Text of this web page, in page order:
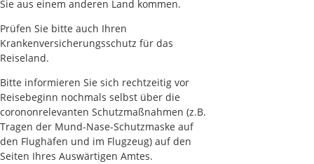
Sie aus einem anderen Land kommen.
Prüfen Sie bitte auch Ihren
Krankenversicherungsschutz für das
Reiseland.
Bitte informieren Sie sich rechtzeitig vor
Reisebeginn nochmals selbst über die
corononrelevanten Schutzmaßnahmen (z.B.
Tragen der Mund-Nase-Schutzmaske auf
den Flughäfen und im Flugzeug) auf den
Seiten Ihres Auswärtigen Amtes.